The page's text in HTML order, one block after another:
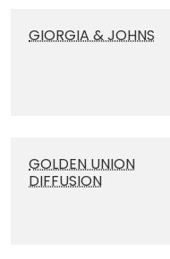
GIORGIA & JOHNS
GOLDEN UNION
DIFFUSION